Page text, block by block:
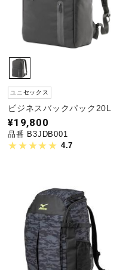
ユニセックス
ビジネスバックパック20L
¥19,800
品番 B3JDB001
4.7